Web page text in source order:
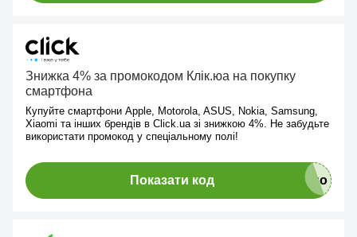
Знижка 4% за промокодом Клік.юа на покупку
смартфона
Купуйте смартфони Apple, Motorola, ASUS, Nokia, Samsung,
Xiaomi та інших брендів в Click.ua зі знижкою 4%. Не забудьте
використати промокод у спеціальному полі!
Показати код